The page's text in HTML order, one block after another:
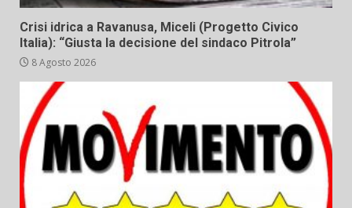
Crisi idrica a Ravanusa, Miceli (Progetto Civico
Italia): “Giusta la decisione del sindaco Pitrola”
8 Agosto 2026